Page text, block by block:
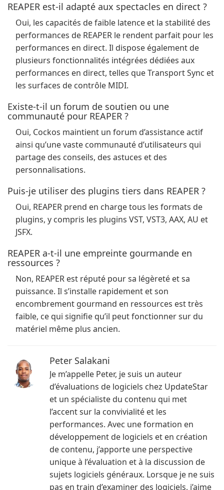
REAPER est-il adapté aux spectacles en direct ?
Oui, les capacités de faible latence et la stabilité des
performances de REAPER le rendent parfait pour les
performances en direct. Il dispose également de
plusieurs fonctionnalités intégrées dédiées aux
performances en direct, telles que Transport Sync et
les surfaces de contrôle MIDI.
Existe-t-il un forum de soutien ou une
communauté pour REAPER ?
Oui, Cockos maintient un forum d’assistance actif
ainsi qu’une vaste communauté d’utilisateurs qui
partage des conseils, des astuces et des
personnalisations.
Puis-je utiliser des plugins tiers dans REAPER ?
Oui, REAPER prend en charge tous les formats de
plugins, y compris les plugins VST, VST3, AAX, AU et
JSFX.
REAPER a-t-il une empreinte gourmande en
ressources ?
Non, REAPER est réputé pour sa légèreté et sa
puissance. Il s’installe rapidement et son
encombrement gourmand en ressources est très
faible, ce qui signifie qu’il peut fonctionner sur du
matériel même plus ancien.
Peter Salakani
Je m’appelle Peter, je suis un auteur
d’évaluations de logiciels chez UpdateStar
et un spécialiste du contenu qui met
l’accent sur la convivialité et les
performances. Avec une formation en
développement de logiciels et en création
de contenu, j’apporte une perspective
unique à l’évaluation et à la discussion de
sujets logiciels généraux. Lorsque je ne suis
pas en train d’examiner des logiciels, j’aime